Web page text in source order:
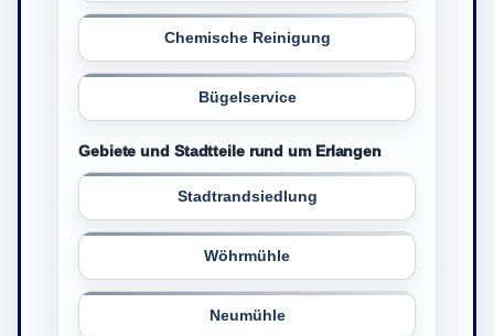
Chemische Reinigung
Bügelservice
Gebiete und Stadtteile rund um Erlangen
Stadtrandsiedlung
Wöhrmühle
Neumühle